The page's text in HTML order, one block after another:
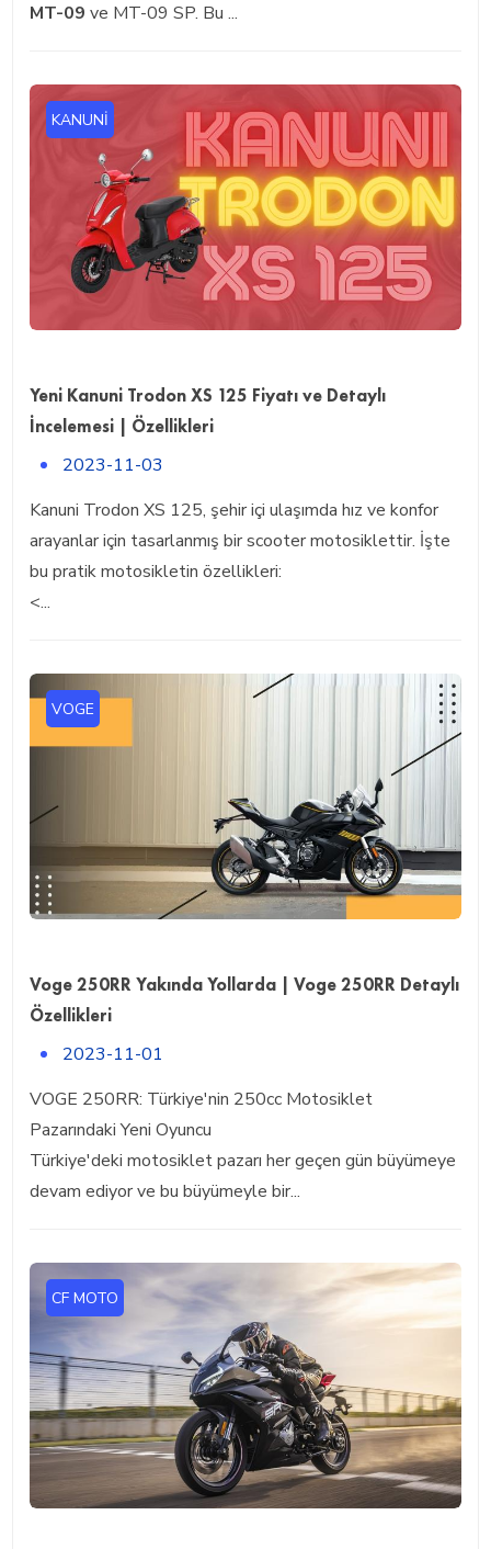
MT-09 ve MT-09 SP. Bu ...
KANUNI
Yeni Kanuni Trodon XS 125 Fiyatı ve Detaylı
İncelemesi | Özellikleri
2023-11-03
Kanuni Trodon XS 125, şehir içi ulaşımda hız ve konfor
arayanlar için tasarlanmış bir scooter motosiklettir. İşte
bu pratik motosikletin özellikleri:
<...
VOGE
Voge 250RR Yakında Yollarda | Voge 250RR Detaylı
Özellikleri
2023-11-01
VOGE 250RR: Türkiye'nin 250cc Motosiklet
Pazarındaki Yeni Oyuncu
Türkiye'deki motosiklet pazarı her geçen gün büyümeye
devam ediyor ve bu büyümeyle bir...
CF MOTO